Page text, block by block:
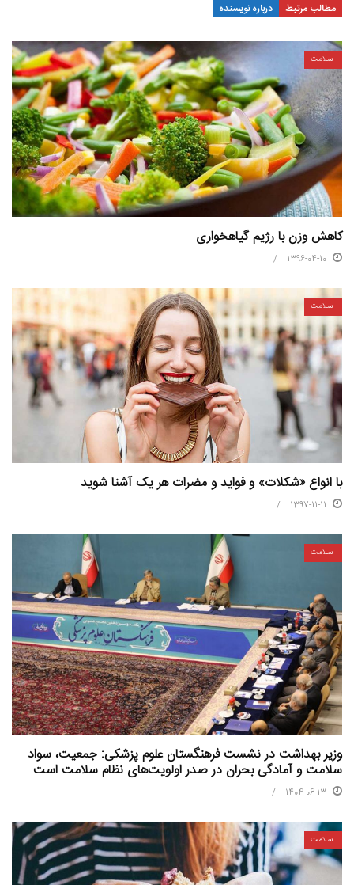
مطالب مرتبط درباره نویسنده
سلامت
کاهش وزن با رژیم گیاهخواری
1396-04-10
سلامت
با انواع «شکلات» و فواید و مضرات هر یک آشنا شوید
1397-11-11
سلامت
وزیر بهداشت در نشست فرهنگستان علوم پزشکی: جمعیت، سواد
سلامت و آمادگی بحران در صدر اولویت‌های نظام سلامت است
1404-06-13
سلامت